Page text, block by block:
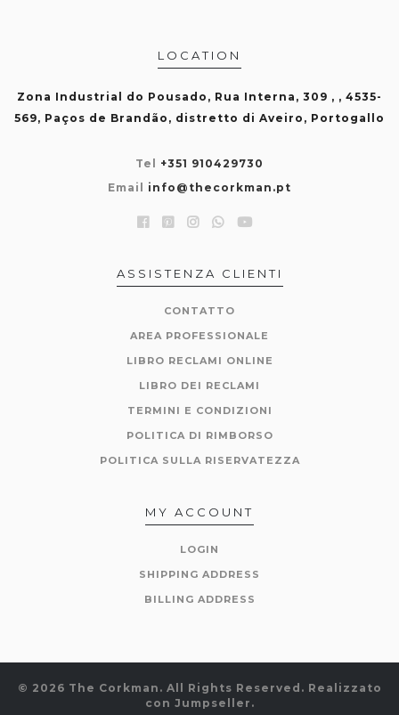
LOCATION
Zona Industrial do Pousado, Rua Interna, 309 , , 4535-
569, Paços de Brandão, distretto di Aveiro, Portogallo
Tel +351 910429730
Email info@thecorkman.pt
ASSISTENZA CLIENTI
CONTATTO
AREA PROFESSIONALE
LIBRO RECLAMI ONLINE
LIBRO DEI RECLAMI
TERMINI E CONDIZIONI
POLITICA DI RIMBORSO
POLITICA SULLA RISERVATEZZA
MY ACCOUNT
LOGIN
SHIPPING ADDRESS
BILLING ADDRESS
© 2026 The Corkman. All Rights Reserved. Realizzato
con Jumpseller .